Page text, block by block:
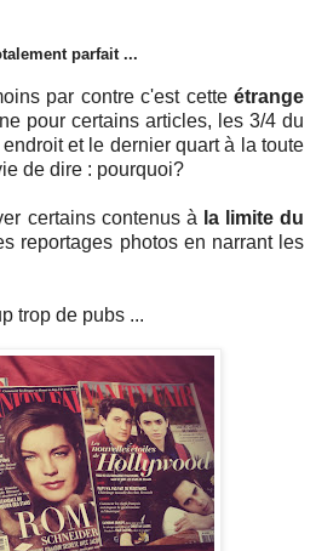
parfait ...
par contre c'est cette étrange
pour certains articles, les 3/4 du
et le dernier quart à la toute
de dire : pourquoi?
certains contenus à la limite du
reportages photos en narrant les
trop de pubs ...